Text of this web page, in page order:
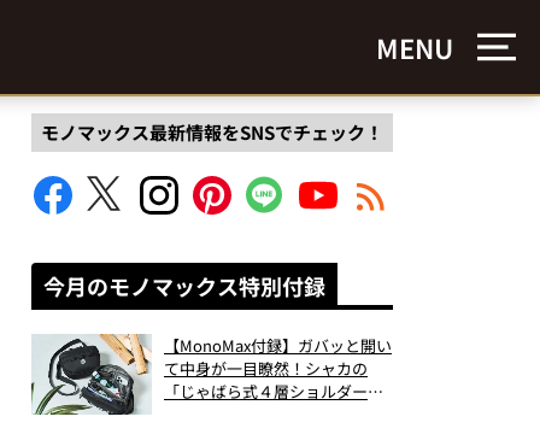
MENU
モノマックス最新情報をSNSでチェック！
今月のモノマックス特別付録
【MonoMax付録】ガバッと開い
て中身が一目瞭然！シャカの
「じゃばら式４層ショルダーバ